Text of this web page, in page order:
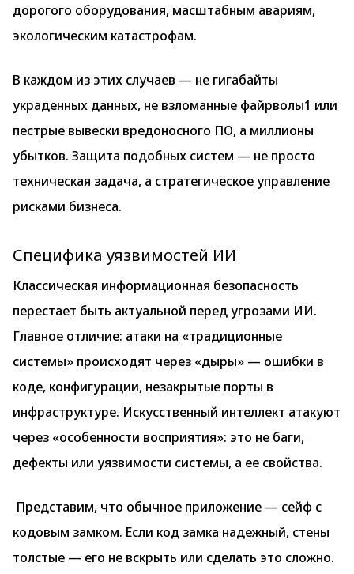
дорогого оборудования, масштабным авариям,
экологическим катастрофам.
В каждом из этих случаев — не гигабайты
украденных данных, не взломанные файрволы1 или
пестрые вывески вредоносного ПО, а миллионы
убытков. Защита подобных систем — не просто
техническая задача, а стратегическое управление
рисками бизнеса.
Специфика уязвимостей ИИ
Классическая информационная безопасность
перестает быть актуальной перед угрозами ИИ.
Главное отличие: атаки на «традиционные
системы» происходят через «дыры» — ошибки в
коде, конфигурации, незакрытые порты в
инфраструктуре. Искусственный интеллект атакуют
через «особенности восприятия»: это не баги,
дефекты или уязвимости системы, а ее свойства.
Представим, что обычное приложение — сейф с
кодовым замком. Если код замка надежный, стены
толстые — его не вскрыть или сделать это сложно.